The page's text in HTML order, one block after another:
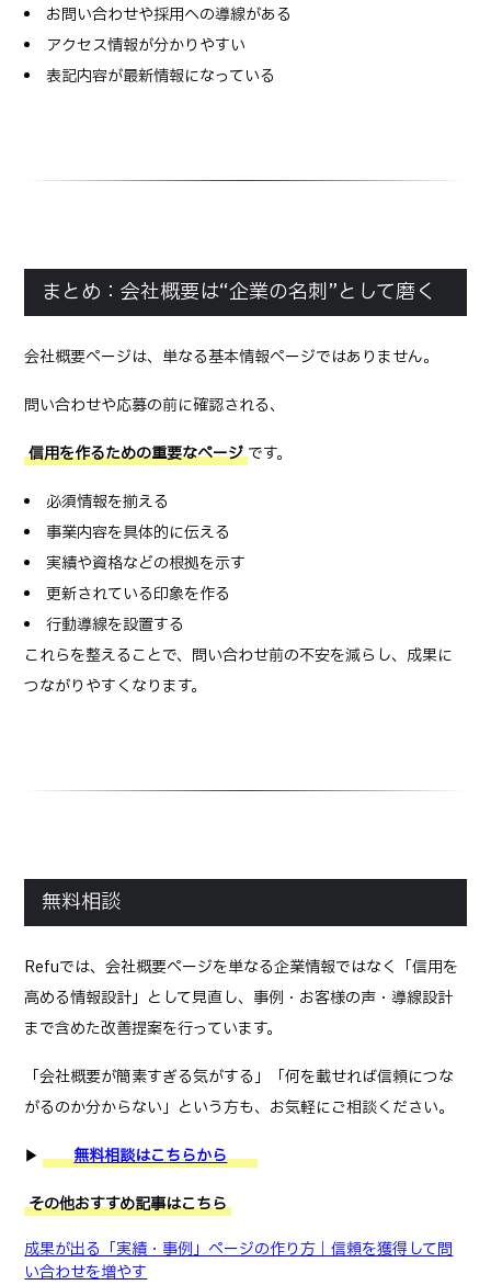
お問い合わせや採用への導線がある
アクセス情報が分かりやすい
表記内容が最新情報になっている
まとめ：会社概要は“企業の名刺”として磨く
会社概要ページは、単なる基本情報ページではありません。
問い合わせや応募の前に確認される、
信用を作るための重要なページ です。
必須情報を揃える
事業内容を具体的に伝える
実績や資格などの根拠を示す
更新されている印象を作る
行動導線を設置する
これらを整えることで、問い合わせ前の不安を減らし、成果に
つながりやすくなります。
無料相談
Refuでは、会社概要ページを単なる企業情報ではなく「信用を
高める情報設計」として見直し、事例・お客様の声・導線設計
まで含めた改善提案を行っています。
「会社概要が簡素すぎる気がする」「何を載せれば信頼につな
がるのか分からない」という方も、お気軽にご相談ください。
▶ 無料相談はこちらから
その他おすすめ記事はこちら
成果が出る「実績・事例」ページの作り方｜信頼を獲得して問
い合わせを増やす